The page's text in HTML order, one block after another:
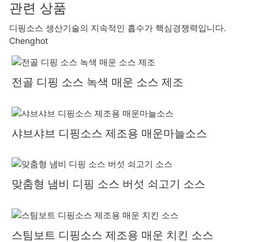
관련 상품
디핑소스 생산기술의 지속적인 흡수가 핵심경쟁력입니다.
Chenghot
전골 디핑 소스 녹색 매운 소스 제조
샤브샤브 디핑소스 제조용 매운마늘소스
맞춤형 냄비 디핑 소스 버섯 쇠고기 소스
스팀보트 디핑소스 제조용 매운 치킨 소스